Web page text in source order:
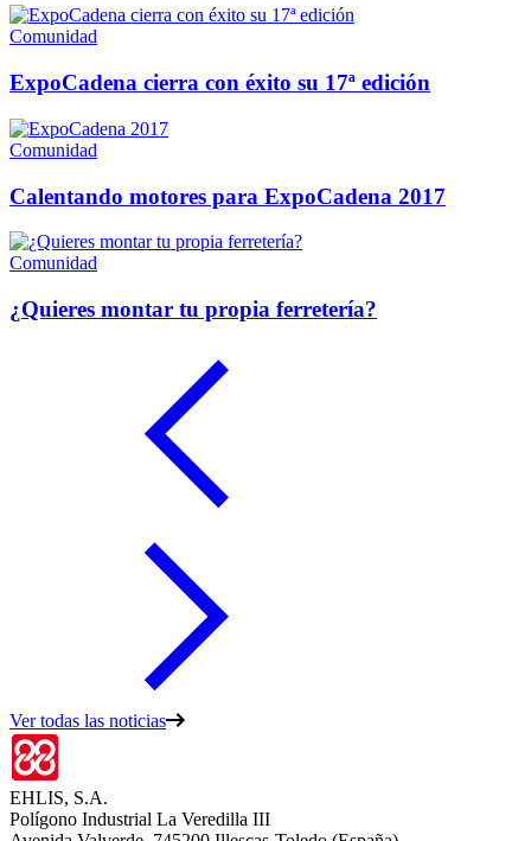
Comunidad
ExpoCadena cierra con éxito su 17ª edición
Comunidad
Calentando motores para ExpoCadena 2017
Comunidad
¿Quieres montar tu propia ferretería?
Ver todas las noticias
EHLIS, S.A.
Polígono Industrial La Veredilla III